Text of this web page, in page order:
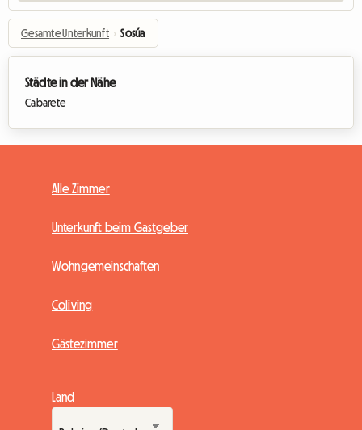
Gesamte Unterkunft › Sosúa
Städte in der Nähe
Cabarete
Alle Zimmer
Unterkunft beim Gastgeber
Wohngemeinschaften
Coliving
Gästezimmer
Land